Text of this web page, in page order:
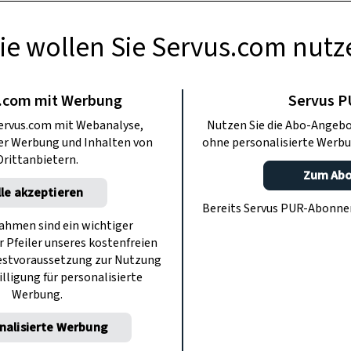
TIERE
flinke Jäger
vor allem auch wegen ihrer
Im Gegensatz zu schweren Adlern
sie setzen auf Muskelkraft.
wollen Sie Servus.com
mit Werbung
mit Webanalyse,
Werbung und Inhalten von
akzeptieren
sind ein wichtiger
unseres kostenfreien
zur Nutzung
für personalisierte
Werbung.
Werbung
Servus
Nutzen Sie die Abo-
ohne personalisierte
Zum
Bereits Servus PUR-